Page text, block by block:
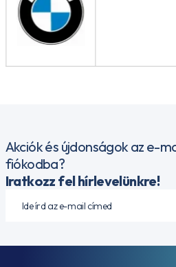
Akciók és újdonságok az e-
fiókodba?
Iratkozz fel hírlevelünkre!